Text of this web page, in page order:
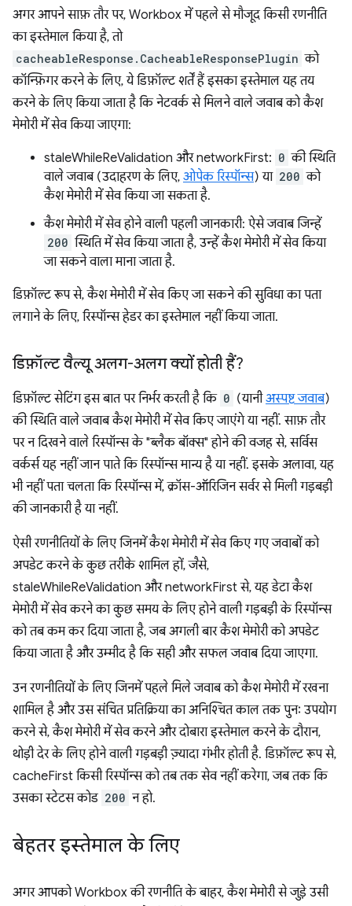
अगर आपने साफ़ तौर पर, Workbox में पहले से मौजूद किसी रणनीति
का इस्तेमाल किया है, तो
cacheableResponse.CacheableResponsePlugin को
कॉन्फ़िगर करने के लिए, ये डिफ़ॉल्ट शर्तें हैं इसका इस्तेमाल यह तय
करने के लिए किया जाता है कि नेटवर्क से मिलने वाले जवाब को कैश
मेमोरी में सेव किया जाएगा:
staleWhileReValidation और networkFirst: 0 की स्थिति
वाले जवाब (उदाहरण के लिए, ओपेक रिस्पॉन्स) या 200 को
कैश मेमोरी में सेव किया जा सकता है.
कैश मेमोरी में सेव होने वाली पहली जानकारी: ऐसे जवाब जिन्हें
200 स्थिति में सेव किया जाता है, उन्हें कैश मेमोरी में सेव किया
जा सकने वाला माना जाता है.
डिफ़ॉल्ट रूप से, कैश मेमोरी में सेव किए जा सकने की सुविधा का पता
लगाने के लिए, रिस्पॉन्स हेडर का इस्तेमाल नहीं किया जाता.
डिफ़ॉल्ट वैल्यू अलग-अलग क्यों होती हैं?
डिफ़ॉल्ट सेटिंग इस बात पर निर्भर करती है कि 0 (यानीअस्पष्ट जवाब)
की स्थिति वाले जवाब कैश मेमोरी में सेव किए जाएंगे या नहीं. साफ़ तौर
पर न दिखने वाले रिस्पॉन्स के "ब्लैक बॉक्स" होने की वजह से, सर्विस
वर्कर्स यह नहीं जान पाते कि रिस्पॉन्स मान्य है या नहीं. इसके अलावा, यह
भी नहीं पता चलता कि रिस्पॉन्स में, क्रॉस-ऑरिजिन सर्वर से मिली गड़बड़ी
की जानकारी है या नहीं.
ऐसी रणनीतियों के लिए जिनमें कैश मेमोरी में सेव किए गए जवाबों को
अपडेट करने के कुछ तरीके शामिल हों, जैसे,
staleWhileReValidation और networkFirst से, यह डेटा कैश
मेमोरी में सेव करने का कुछ समय के लिए होने वाली गड़बड़ी के रिस्पॉन्स
को तब कम कर दिया जाता है, जब अगली बार कैश मेमोरी को अपडेट
किया जाता है और उम्मीद है कि सही और सफल जवाब दिया जाएगा.
उन रणनीतियों के लिए जिनमें पहले मिले जवाब को कैश मेमोरी में रखना
शामिल है और उस संचित प्रतिक्रिया का अनिश्चित काल तक पुनः उपयोग
करने से, कैश मेमोरी में सेव करने और दोबारा इस्तेमाल करने के दौरान,
थोड़ी देर के लिए होने वाली गड़बड़ी ज़्यादा गंभीर होती है. डिफ़ॉल्ट रूप से,
cacheFirst किसी रिस्पॉन्स को तब तक सेव नहीं करेगा, जब तक कि
उसका स्टेटस कोड 200 न हो.
बेहतर इस्तेमाल के लिए
अगर आपको Workbox की रणनीति के बाहर, कैश मेमोरी से जुड़े उसी